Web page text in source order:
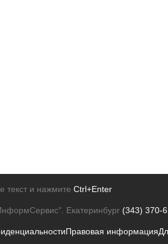
текст и нажмите Ctrl+Enter
Екатеринбург (343) 370-
Правовая информация